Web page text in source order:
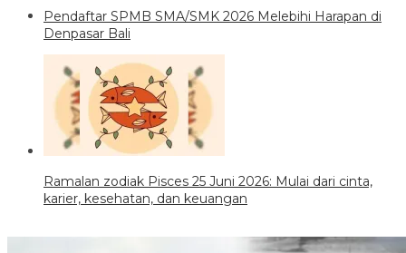
Pendaftar SPMB SMA/SMK 2026 Melebihi Harapan di
Denpasar Bali
Ramalan zodiak Pisces 25 Juni 2026: Mulai dari cinta,
karier, kesehatan, dan keuangan